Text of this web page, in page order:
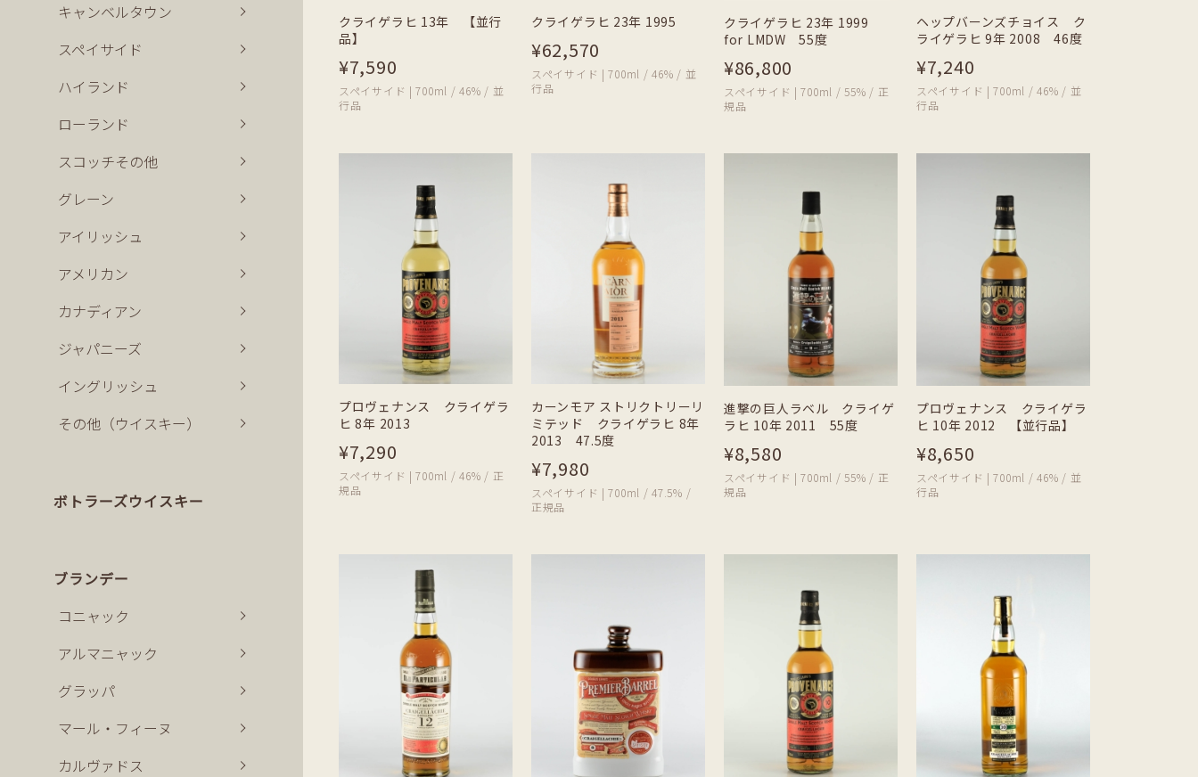
クライゲラヒ 13年 【並行
品】
¥7,590
スペイサイド | 700ml / 46% / 並
行品
クライゲラヒ 23年 1995
¥62,570
スペイサイド | 700ml / 46% / 並
行品
クライゲラヒ 23年 1999
for LMDW 55度
¥86,800
スペイサイド | 700ml / 55% / 正
規品
ヘップバーンズチョイス ク
ライゲラヒ 9年 2008 46度
¥7,240
スペイサイド | 700ml / 46% / 並
行品
プロヴェナンス クライゲラ
ヒ 8年 2013
¥7,290
スペイサイド | 700ml / 46% / 正
規品
カーンモア ストリクトリーリ
ミテッド クライゲラヒ 8年
2013 47.5度
¥7,980
スペイサイド | 700ml / 47.5% /
正規品
進撃の巨人ラベル クライゲ
ラヒ 10年 2011 55度
¥8,580
スペイサイド | 700ml / 55% / 正
規品
プロヴェナンス クライゲラ
ヒ 10年 2012 【並行品】
¥8,650
スペイサイド | 700ml / 46% / 並
行品
キャンベルタウン
スペイサイド
ハイランド
ローランド
スコッチその他
グレーン
アイリッシュ
アメリカン
カナディアン
ジャパニーズ
イングリッシュ
その他（ウイスキー）
ボトラーズウイスキー
ブランデー
コニャック
アルマニャック
グラッパ
マール・フィーヌ
カルヴァドス